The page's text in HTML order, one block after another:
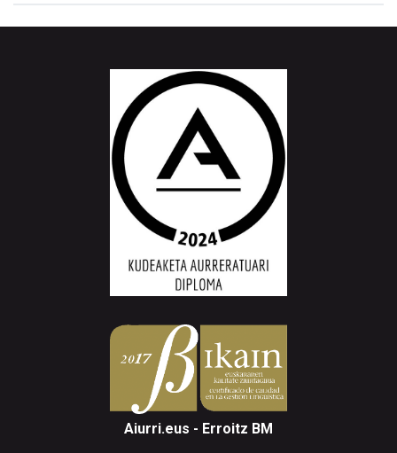
Aiurri.eus - Erroitz BM